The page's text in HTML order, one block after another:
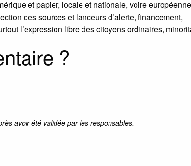
et papier, locale et nationale, voire
des sources et lanceurs d’alerte, financement,
l’expression libre des citoyens ordinaires,
?
avoir été validée par les responsables.